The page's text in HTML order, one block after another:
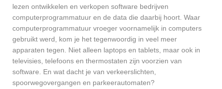
lezen ontwikkelen en verkopen software bedrijven
computerprogrammatuur en de data die daarbij hoort. Waar
computerprogrammatuur vroeger voornamelijk in computers
gebruikt werd, kom je het tegenwoordig in veel meer
apparaten tegen. Niet alleen laptops en tablets, maar ook in
televisies, telefoons en thermostaten zijn voorzien van
software. En wat dacht je van verkeerslichten,
spoorwegovergangen en parkeerautomaten?